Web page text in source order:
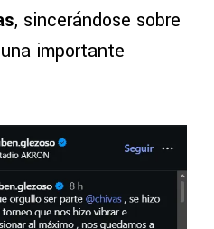
, sincerándose sobre
importante